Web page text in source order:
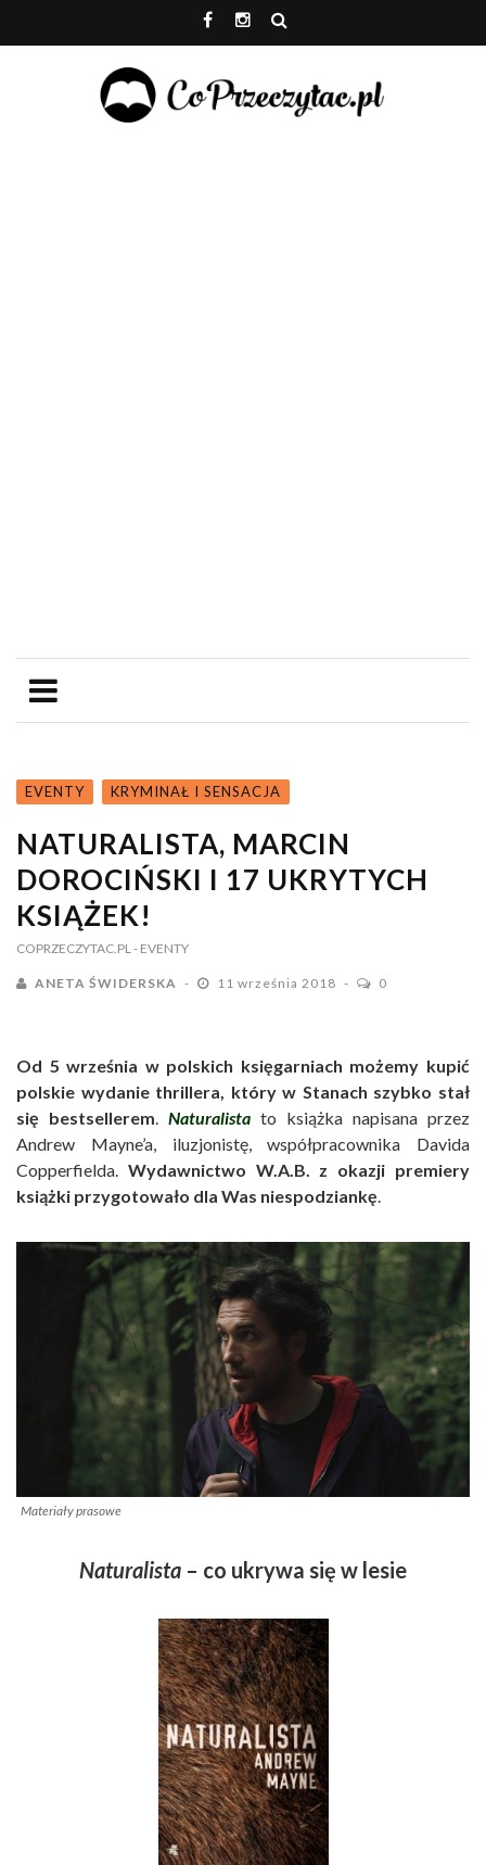
EVENTY KRYMINAŁ I SENSACJA
NATURALISTA, MARCIN
DOROCIŃSKI I 17 UKRYTYCH
KSIĄŻEK!
COPRZECZYTAC.PL - EVENTY
ANETA ŚWIDERSKA 11 września 2018 0
Od 5 września w polskich księgarniach możemy kupić
polskie wydanie thrillera, który w Stanach szybko stał
się bestsellerem. Naturalista to książka napisana przez
Andrew Mayne’a, iluzjonistę, współpracownika Davida
Copperfielda. Wydawnictwo W.A.B. z okazji premiery
książki przygotowało dla Was niespodziankę.
Materiały prasowe
Naturalista – co ukrywa się w lesie